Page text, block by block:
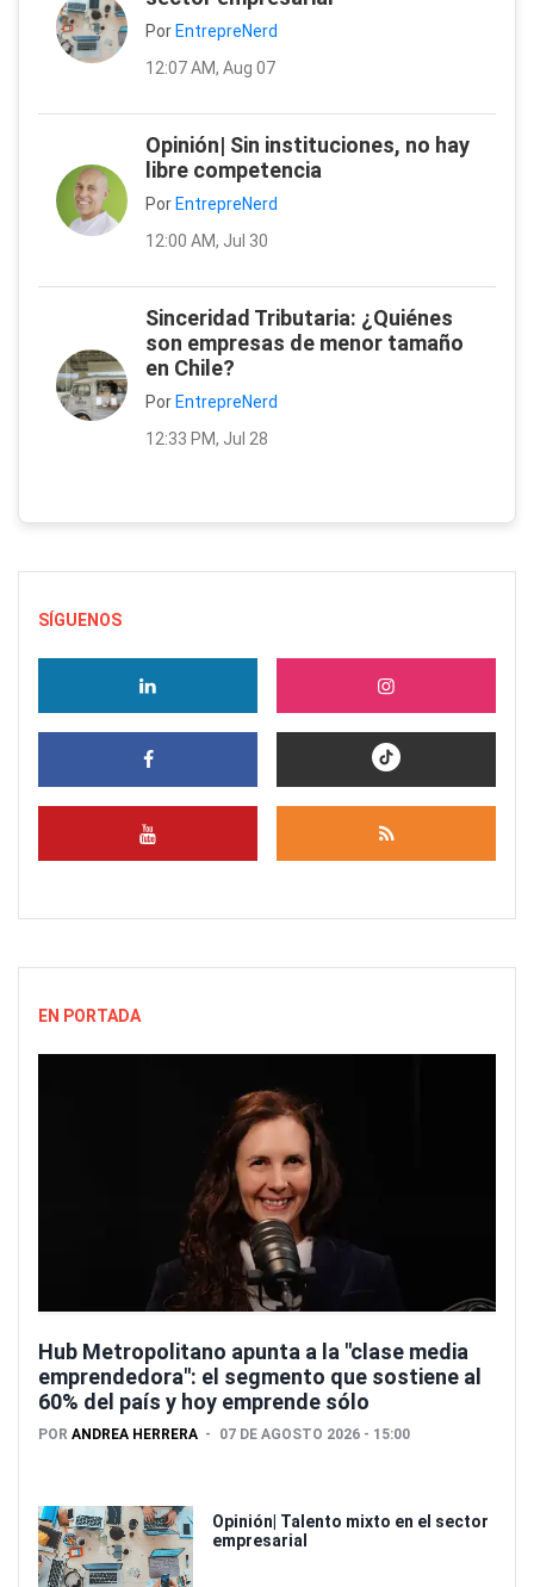
Por EntrepreNerd
12:07 AM, Aug 07
Opinión| Sin instituciones, no hay
libre competencia
Por EntrepreNerd
12:00 AM, Jul 30
Sinceridad Tributaria: ¿Quiénes
son empresas de menor tamaño
en Chile?
Por EntrepreNerd
12:33 PM, Jul 28
SÍGUENOS
EN PORTADA
Hub Metropolitano apunta a la "clase media
emprendedora": el segmento que sostiene al
60% del país y hoy emprende sólo
POR ANDREA HERRERA 07 DE AGOSTO 2026 - 15:00
Opinión| Talento mixto en el sector
empresarial